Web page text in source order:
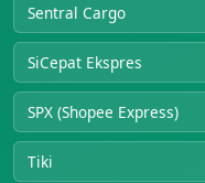
Sentral Cargo
SiCepat Ekspres
SPX (Shopee Express)
Tiki